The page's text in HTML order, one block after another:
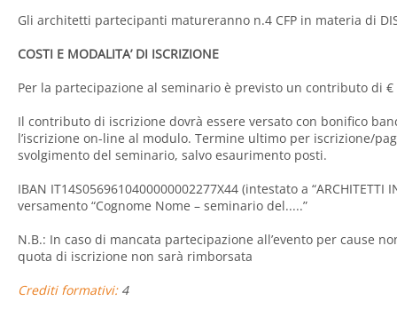
Gli architetti partecipanti matureranno n.4 CFP in materia di
COSTI E MODALITA’ DI ISCRIZIONE
Per la partecipazione al seminario è previsto un contributo di €
Il contributo di iscrizione dovrà essere versato con bonifico
l’iscrizione on-line al modulo. Termine ultimo per iscrizione/
svolgimento del seminario, salvo esaurimento posti.
IBAN IT14S0569610400000002277X44 (intestato a “ARCHITETTI
versamento “Cognome Nome – seminario del.....”
N.B.: In caso di mancata partecipazione all’evento per cause
quota di iscrizione non sarà rimborsata
Crediti formativi:4